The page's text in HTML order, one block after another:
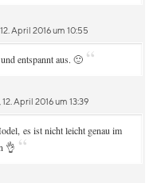
April 2016 um 10:55
entspannt aus. 🙂 “
April 2016 um 13:39
es ist nicht leicht genau im
👌 “